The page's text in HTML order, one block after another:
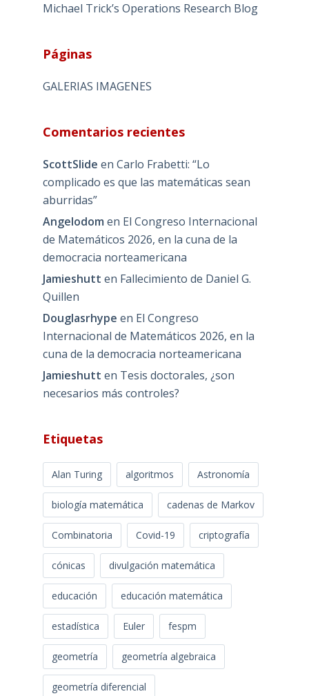
Michael Trick’s Operations Research Blog
Páginas
GALERIAS IMAGENES
Comentarios recientes
ScottSlide en Carlo Frabetti: “Lo
complicado es que las matemáticas sean
aburridas”
Angelodom en El Congreso Internacional
de Matemáticos 2026, en la cuna de la
democracia norteamericana
Jamieshutt en Fallecimiento de Daniel G.
Quillen
Douglasrhype en El Congreso
Internacional de Matemáticos 2026, en la
cuna de la democracia norteamericana
Jamieshutt en Tesis doctorales, ¿son
necesarios más controles?
Etiquetas
Alan Turing algoritmos Astronomía
biología matemática cadenas de Markov
Combinatoria Covid-19 criptografía
cónicas divulgación matemática
educación educación matemática
estadística Euler fespm
geometría geometría algebraica
geometría diferencial